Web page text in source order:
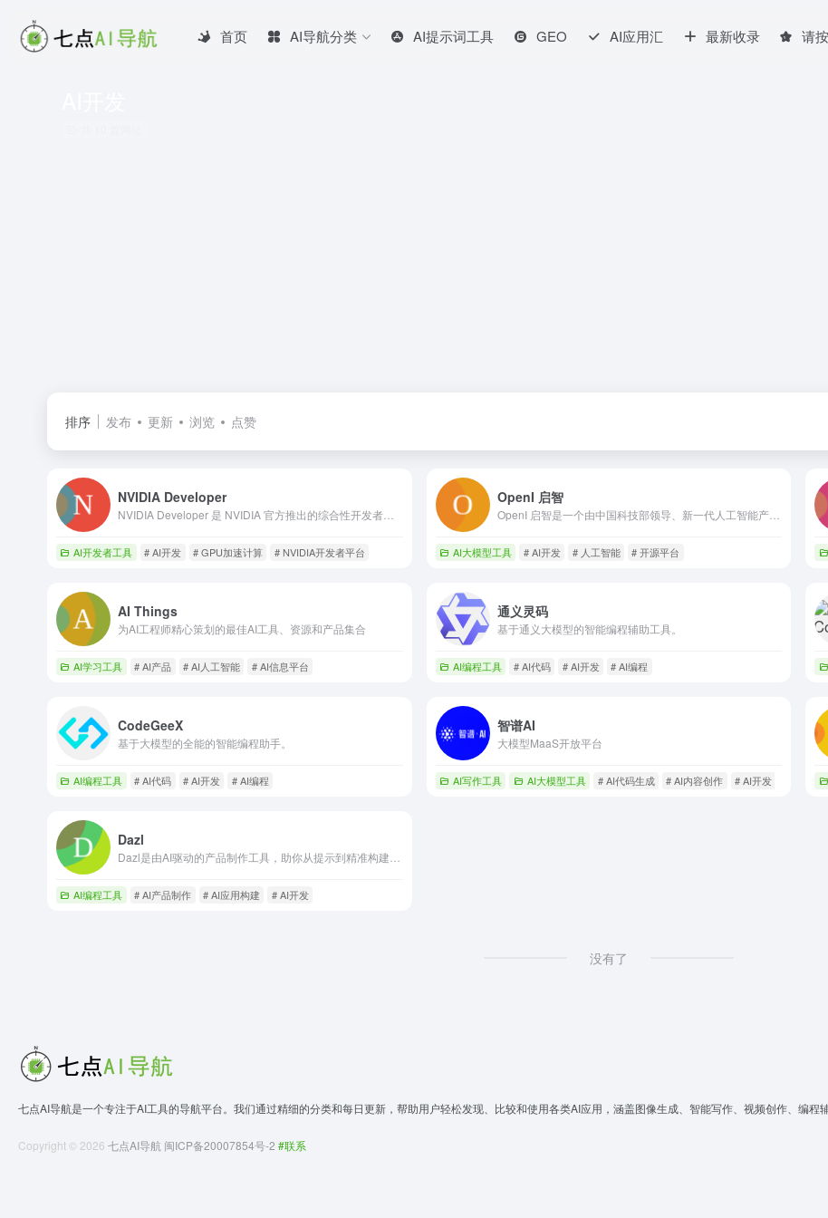
首页 AI导航分类 AI提示词工具 GEO AI应用汇 最新收录 请
排序 发布 更新 浏览 点赞
NVIDIA Developer
AI开发者工具 # AI开发 # GPU加速计算 # NVIDIA开发者平台
OpenI 启智
OpenI 启智是一个由中国科技部领导、新一代人工智能产业创新战略联盟组织、产学研用深度融合的国家级人工智能开源开放平台，致力于提供一站式AI开发协作环境和普惠算力资源，以推动我国人工智能技术的创新与生态建设。
AI大模型工具 # AI开发 # 人工智能 # 开源平台
AI Things
为AI工程师精心策划的最佳AI工具、资源和产品集合
AI学习工具 # AI产品 # AI人工智能 # AI信息平台
通义灵码
基于通义大模型的智能编程辅助工具。
AI编程工具 # AI代码 # AI开发 # AI编程
CodeGeeX
基于大模型的全能的智能编程助手。
AI编程工具 # AI代码 # AI开发 # AI编程
智谱AI
大模型MaaS开放平台
AI写作工具 AI大模型工具 # AI代码生成 # AI内容创作 # AI开发
Dazl
AI编程工具 # AI产品制作 # AI应用构建 # AI开发
没有了
七点AI导航是一个专注于AI工具的导航平台。我们通过精细的分类和每日更新，帮助用户轻松发现、比较和使用各类AI应用，涵盖图像生成、智能写作、视频创作、编程
Copyright © 2026 七点AI导航 闽ICP备20007854号-2 #联系